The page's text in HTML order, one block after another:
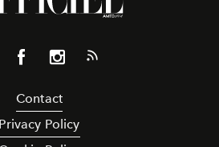
Contact
Privacy Policy